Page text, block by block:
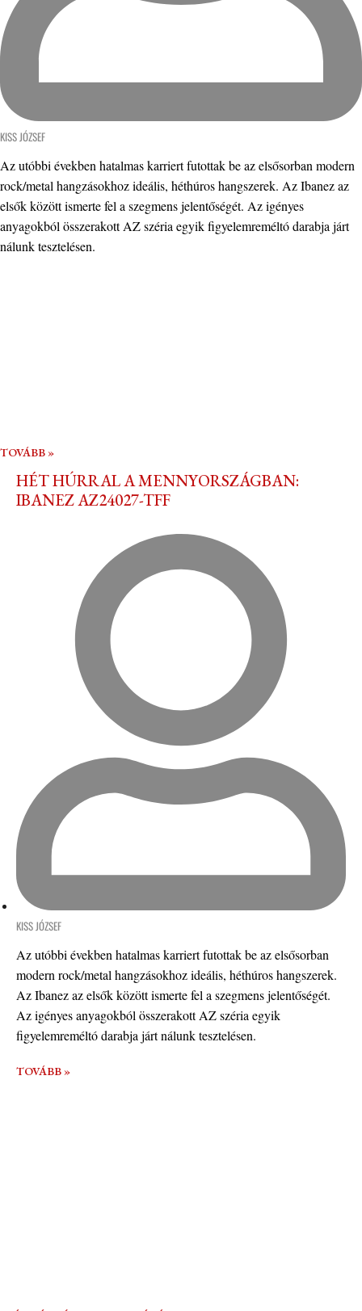
KISS JÓZSEF
Az utóbbi években hatalmas karriert futottak be az elsősorban modern
rock/metal hangzásokhoz ideális, héthúros hangszerek. Az Ibanez az
elsők között ismerte fel a szegmens jelentőségét. Az igényes
anyagokból összerakott AZ széria egyik figyelemreméltó darabja járt
nálunk tesztelésen.
TOVÁBB »
HÉT HÚRRAL A MENNYORSZÁGBAN:
IBANEZ AZ24027-TFF
KISS JÓZSEF
Az utóbbi években hatalmas karriert futottak be az elsősorban
modern rock/metal hangzásokhoz ideális, héthúros hangszerek.
Az Ibanez az elsők között ismerte fel a szegmens jelentőségét.
Az igényes anyagokból összerakott AZ széria egyik
figyelemreméltó darabja járt nálunk tesztelésen.
TOVÁBB »